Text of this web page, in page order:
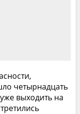
четырнадцать
выходить на